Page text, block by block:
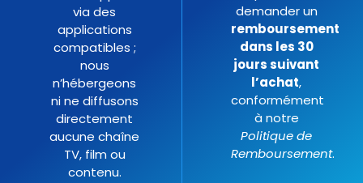
via des
applications
compatibles ;
nous
n’hébergeons
ni ne diffusons
directement
aucune chaîne
TV, film ou
contenu.
demander un
remboursement
dans les 30
jours suivant
l’achat,
conformément
à notre
Politique de
Remboursement.